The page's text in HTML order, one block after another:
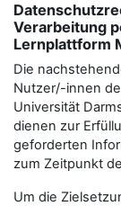
Verarbeitung
Lernplattform
Die
Nutzer/-innen
Universität
dienen zur
geforderten
zum Zeitpunkt
Um die